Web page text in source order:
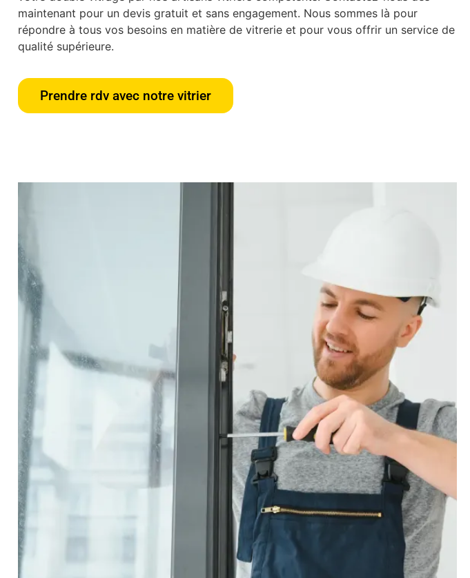
maintenant pour un devis gratuit et sans engagement. Nous sommes là pour
répondre à tous vos besoins en matière de vitrerie et pour vous offrir un service de
qualité supérieure.
Prendre rdv avec notre vitrier